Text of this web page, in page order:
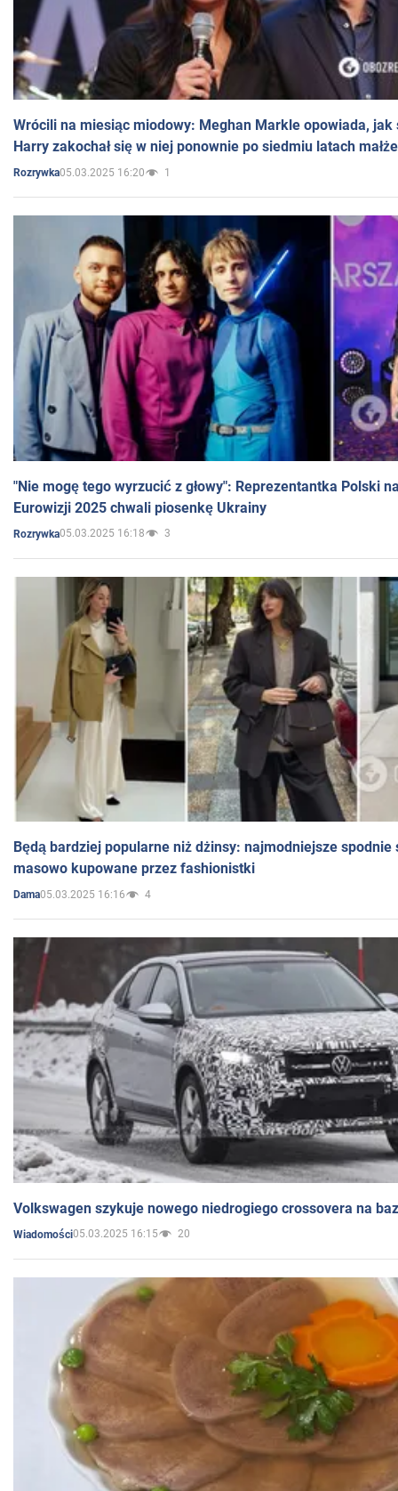
Wrócili na miesiąc miodowy: Meghan Markle opowiada, jak
Harry zakochał się w niej ponownie po siedmiu latach
Rozrywka05.03.2025 16:20 1
"Nie mogę tego wyrzucić z głowy": Reprezentantka Polski
Eurowizji 2025 chwali piosenkę Ukrainy
Rozrywka05.03.2025 16:18 3
Będą bardziej popularne niż dżinsy: najmodniejsze spodnie
masowo kupowane przez fashionistki
Dama05.03.2025 16:16 4
Volkswagen szykuje nowego niedrogiego crossovera na
Wiadomości05.03.2025 16:15 20